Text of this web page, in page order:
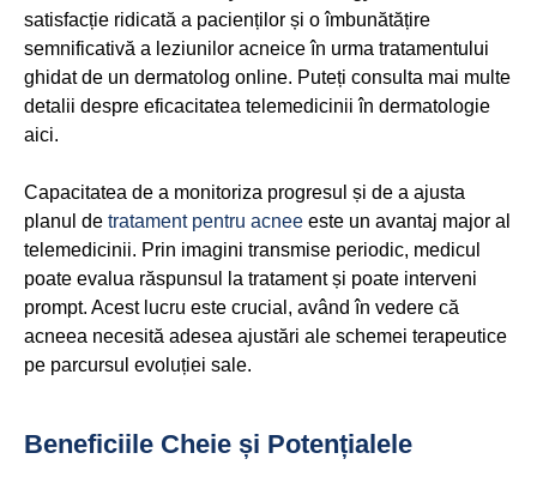
satisfacție ridicată a pacienților și o îmbunătățire
semnificativă a leziunilor acneice în urma tratamentului
ghidat de un dermatolog online. Puteți consulta mai multe
detalii despre eficacitatea telemedicinii în dermatologie
aici.
Capacitatea de a monitoriza progresul și de a ajusta
planul de tratament pentru acnee este un avantaj major al
telemedicinii. Prin imagini transmise periodic, medicul
poate evalua răspunsul la tratament și poate interveni
prompt. Acest lucru este crucial, având în vedere că
acneea necesită adesea ajustări ale schemei terapeutice
pe parcursul evoluției sale.
Beneficiile Cheie și Potențialele